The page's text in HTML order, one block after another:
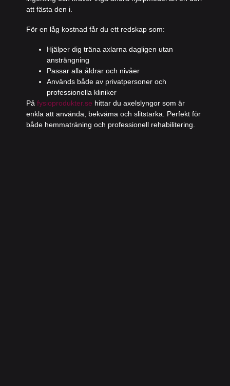
att fästa den i.
För en låg kostnad får du ett redskap som:
Hjälper dig träna axlarna dagligen utan
ansträngning
Passar alla åldrar och nivåer
Används både av privatpersoner och
professionella kliniker
Påfysioprodukter.se hittar duaxelslyngor som är
enkla att använda, bekväma och slitstarka . Perfekt för
både hemmaträning och professionell rehabilitering.